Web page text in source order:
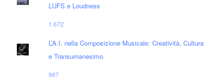
LUFS e Loudness
1.672
L’A.I. nella Composizione Musicale: Creatività, Cultura
e Transumanesimo
967